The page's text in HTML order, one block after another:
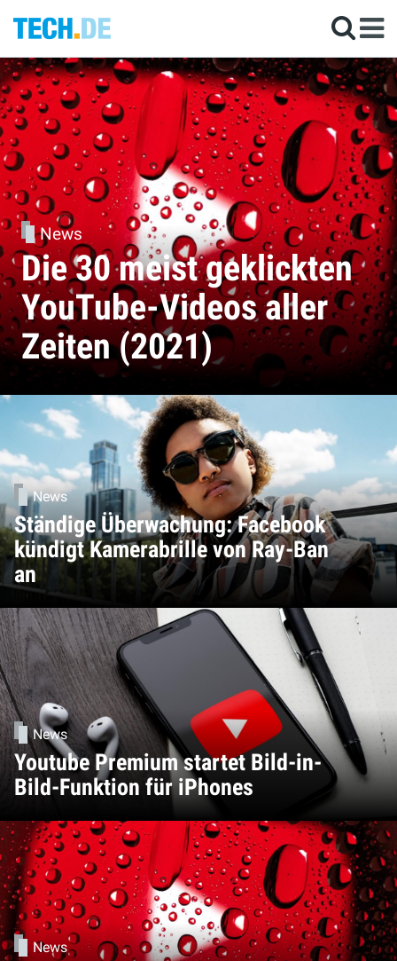
News
Ständige Überwachung: Facebook
kündigt Kamerabrille von Ray-Ban
an
News
Youtube Premium startet Bild-in-
Bild-Funktion für iPhones
News
Die 30 meist geklickten
YouTube-Videos aller
Zeiten (2021)
News